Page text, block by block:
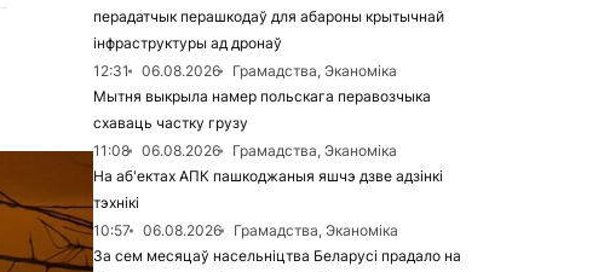
перадатчык перашкодаў для абароны крытычнай
інфраструктуры ад дронаў
12:31
06.08.2026
Грамадства, Эканоміка
Мытня выкрыла намер польскага перавозчыка
схаваць частку грузу
11:08
06.08.2026
Грамадства, Эканоміка
На аб'ектах АПК пашкоджаныя яшчэ дзве адзінкі
тэхнікі
10:57
06.08.2026
Грамадства, Эканоміка
За сем месяцаў насельніцтва Беларусі прадало на